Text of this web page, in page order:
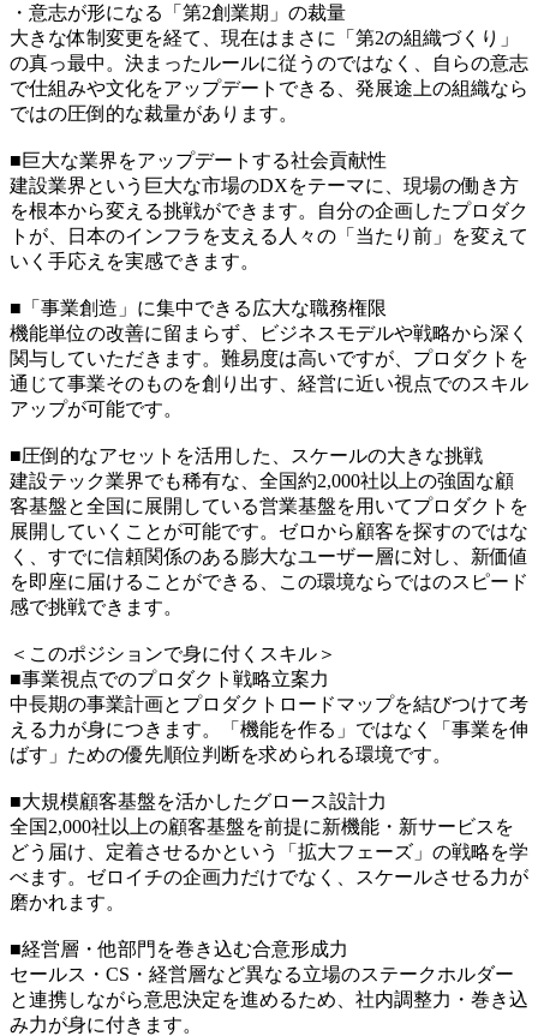
・意志が形になる「第2創業期」の裁量
大きな体制変更を経て、現在はまさに「第2の組織づくり」
の真っ最中。決まったルールに従うのではなく、自らの意志
で仕組みや文化をアップデートできる、発展途上の組織なら
ではの圧倒的な裁量があります。
■巨大な業界をアップデートする社会貢献性
建設業界という巨大な市場のDXをテーマに、現場の働き方
を根本から変える挑戦ができます。自分の企画したプロダク
トが、日本のインフラを支える人々の「当たり前」を変えて
いく手応えを実感できます。
■「事業創造」に集中できる広大な職務権限
機能単位の改善に留まらず、ビジネスモデルや戦略から深く
関与していただきます。難易度は高いですが、プロダクトを
通じて事業そのものを創り出す、経営に近い視点でのスキル
アップが可能です。
■圧倒的なアセットを活用した、スケールの大きな挑戦
建設テック業界でも稀有な、全国約2,000社以上の強固な顧
客基盤と全国に展開している営業基盤を用いてプロダクトを
展開していくことが可能です。ゼロから顧客を探すのではな
く、すでに信頼関係のある膨大なユーザー層に対し、新価値
を即座に届けることができる、この環境ならではのスピード
感で挑戦できます。
＜このポジションで身に付くスキル＞
■事業視点でのプロダクト戦略立案力
中長期の事業計画とプロダクトロードマップを結びつけて考
える力が身につきます。「機能を作る」ではなく「事業を伸
ばす」ための優先順位判断を求められる環境です。
■大規模顧客基盤を活かしたグロース設計力
全国2,000社以上の顧客基盤を前提に新機能・新サービスを
どう届け、定着させるかという「拡大フェーズ」の戦略を学
べます。ゼロイチの企画力だけでなく、スケールさせる力が
磨かれます。
■経営層・他部門を巻き込む合意形成力
セールス・CS・経営層など異なる立場のステークホルダー
と連携しながら意思決定を進めるため、社内調整力・巻き込
み力が身に付きます。